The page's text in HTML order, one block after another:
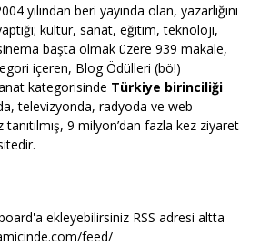
yılından beri yayında olan, yazarlığını
kültür, sanat, eğitim, teknoloji,
başta olmak üzere 939 makale,
içeren, Blog Ödülleri (bö!)
kategorisinde Türkiye birinciliği
televizyonda, radyoda ve web
9 milyon’dan fazla kez ziyaret
ekleyebilirsiniz RSS adresi altta
feed/